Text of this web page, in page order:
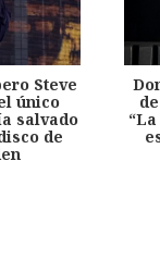
Steve
único
salvado
de